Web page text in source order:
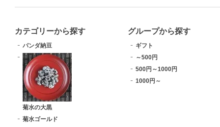
カテゴリーから探す
パンダ納豆
菊水の大黒
菊水ゴールド
グループから探す
ギフト
～500円
500円～1000円
1000円～